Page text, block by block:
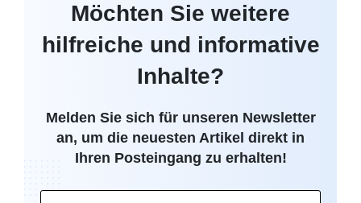
Möchten Sie weitere
hilfreiche und informative
Inhalte?
Melden Sie sich für unseren Newsletter
an, um die neuesten Artikel direkt in
Ihren Posteingang zu erhalten!